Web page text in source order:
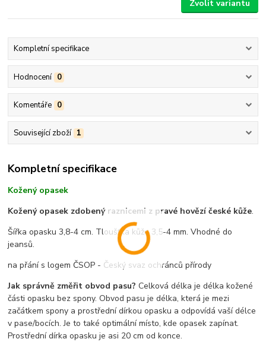
Zvolit variantu
Kompletní specifikace
Hodnocení 0
Komentáře 0
Související zboží 1
Kompletní specifikace
Kožený opasek
Kožený opasek zdobený raznicemi z pravé hovězí české kůže.
Šířka opasku 3,8-4 cm. Tloušťka kůže 3,5-4 mm. Vhodné do
jeansů.
na přání s logem ČSOP - Český svaz ochránců přírody
Jak správně změřit obvod pasu?Celková délka je délka kožené
části opasku bez spony. Obvod pasu je délka, která je mezi
začátkem spony a prostřední dírkou opasku a odpovídá vaší délce
v pase/bocích. Je to také optimální místo, kde opasek zapínat.
Prostřední dírka opasku je asi 20 cm od konce.